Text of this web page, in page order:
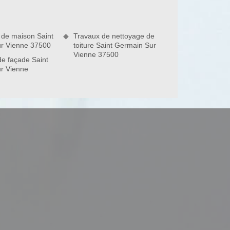
maison Saint
Vienne 37500
façade Saint
Vienne
Travaux de nettoyage de
toiture Saint Germain Sur
Vienne 37500